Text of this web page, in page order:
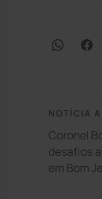
NOTÍCIA
Coronel
desafios
em Bom